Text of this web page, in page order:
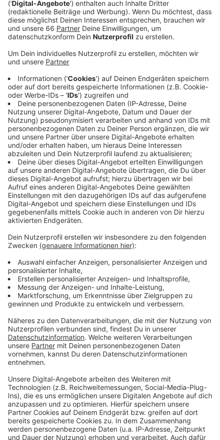
auch in städtischen Teststellen abstreichen
lassen.
Veröffentlicht:Dienstag, 16.11.2021 16:06
Anzeige
Ab sofort können sich alle Düsseldorfer wieder
kostenlos im städtischen Diagnosezentrum an der
Mitsubishi Electric Halle testen lassen - und zwar
montags bis samstags zwischen 9 und 17 Uhr. Darüber
hinaus stehen auch wieder mehr private Testzentren
für kostenlose Testungen zur Verfügung. Eine
Terminvereinbarung ist in der Regel online oder
telefonisch möglich. Derweil laufen auch die
Impfungen weiter. Heute steht das Impfmobil zum
Beispiel im Innenhof an der Hochschule auf der
Münsterstraße.
Anzeige
Weitere Infos und Links zum Thema:
Anzeige
Hier informiert die Stadt
So haben wir über die kostenlosen Schnelltests
berichtet